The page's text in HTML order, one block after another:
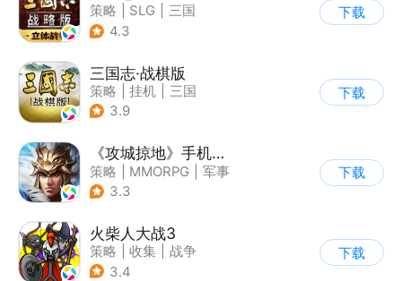
策略 SLG
三国
| 三国志
4.3
下载
三国志·战棋版
策略 挂机
三国
| 三国志
3.9
下载
《攻城掠地》手机游戏软件（移动）
策略 MMORPG
军事
| 中国风
3.3
下载
火柴人大战3
策略 收集
战争
| 火柴人
3.4
下载